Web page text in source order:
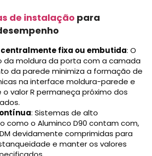
de instalação para
fixa ou embutida: O
da moldura da porta com a camada
da parede minimiza a formação de
na interface moldura-parede e
valor R permaneça próximo dos
: Sistemas de alto
como o Aluminco D90 contam com,
devidamente comprimidas para
e manter os valores